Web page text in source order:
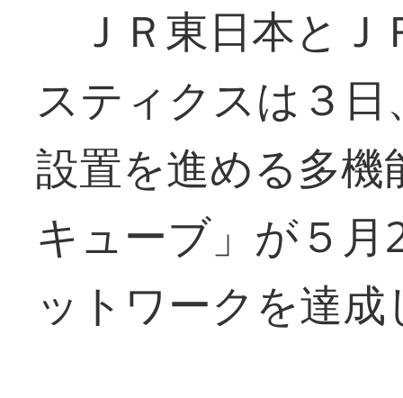
ＪＲ東日本とＪ
スティクスは３
設置を進める多
キューブ」が５
ットワークを達